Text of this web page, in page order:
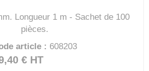
Longueur 1 m - Sachet de 100
pièces.
article : 608203
€ HT